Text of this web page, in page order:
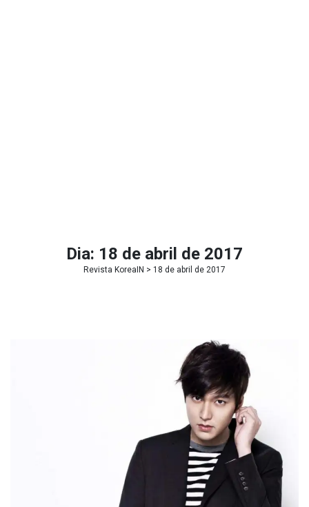
Dia: 18 de abril de 2017
Revista KoreaIN > 18 de abril de 2017